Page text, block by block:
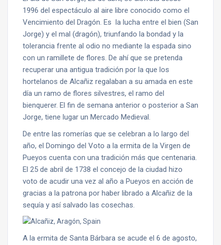
1996 del espectáculo al aire libre conocido como el
Vencimiento del Dragón. Es la lucha entre el bien (San
Jorge) y el mal (dragón), triunfando la bondad y la
tolerancia frente al odio no mediante la espada sino
con un ramillete de flores. De ahí que se pretenda
recuperar una antigua tradición por la que los
hortelanos de Alcañiz regalaban a su amada en este
día un ramo de flores silvestres, el ramo del
bienquerer. El fin de semana anterior o posterior a San
Jorge, tiene lugar un Mercado Medieval.
De entre las romerías que se celebran a lo largo del
año, el Domingo del Voto a la ermita de la Virgen de
Pueyos cuenta con una tradición más que centenaria.
El 25 de abril de 1738 el concejo de la ciudad hizo
voto de acudir una vez al año a Pueyos en acción de
gracias a la patrona por haber librado a Alcañiz de la
sequía y así salvado las cosechas.
A la ermita de Santa Bárbara se acude el 6 de agosto,